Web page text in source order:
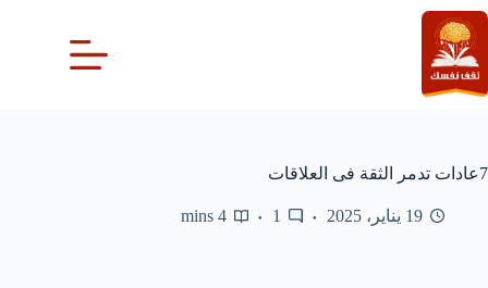
التجاوز
إلى
المحتوى
7عادات تدمر الثقة فى العلاقات
19 يناير، 2025 1
4 mins